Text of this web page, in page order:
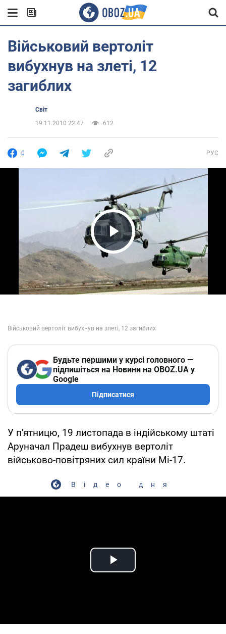
Військовий вертоліт
вибухнув на злеті, 12
загиблих
Світ
19.11.2010 22:47
612
0 РУС
Play Video
Будьте першими у курсі головного —
підпишіться на Новини на OBOZ.UA у
Google
Підписатися
У п'ятницю, 19 листопада в індійському штаті
Аруначал Прадеш вибухнув вертоліт
військово-повітряних сил країни Мі-17.
Відео дня
Play Video